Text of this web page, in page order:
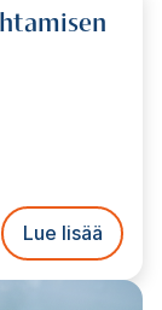
Lue lisää